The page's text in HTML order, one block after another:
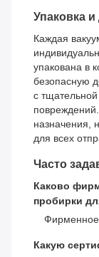
Упаковка и
Каждая
упакована в
безопасную
с
повреждений.
назначения,
для всех
Часто
Каково
пробирки
Какую